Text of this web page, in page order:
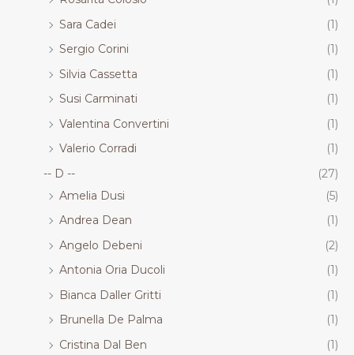
Sara Cadei
(1)
Sergio Corini
(1)
Silvia Cassetta
(1)
Susi Carminati
(1)
Valentina Convertini
(1)
Valerio Corradi
(1)
-- D --
(27)
Amelia Dusi
(5)
Andrea Dean
(1)
Angelo Debeni
(2)
Antonia Oria Ducoli
(1)
Bianca Daller Gritti
(1)
Brunella De Palma
(1)
Cristina Dal Ben
(1)